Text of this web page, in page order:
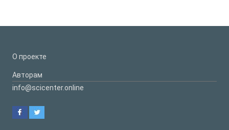
О проекте
Авторам
info@scicenter.online